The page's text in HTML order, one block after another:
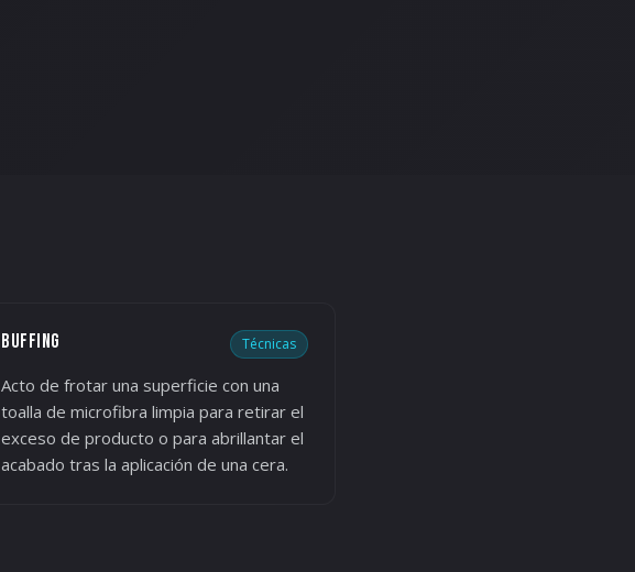
BUFFING Técnicas
Acto de frotar una superficie con una
toalla de microfibra limpia para retirar el
exceso de producto o para abrillantar el
acabado tras la aplicación de una cera.